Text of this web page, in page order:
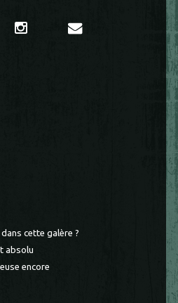
cette galère ?
absolu
encore